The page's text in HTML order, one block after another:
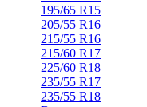
195/65 R15
205/55 R16
215/55 R16
215/60 R17
225/60 R18
235/55 R17
235/55 R18